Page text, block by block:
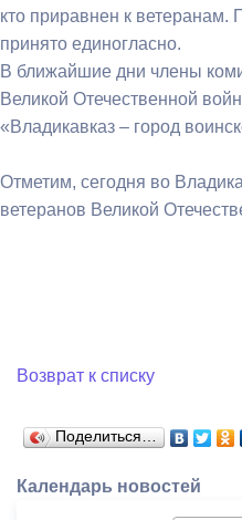
кто приравнен к
принято единогласно.
В ближайшие дни члены
Великой Отечественной
«Владикавказ – город
Отметим, сегодня во
ветеранов Великой
Возврат к списку
Поделиться…
Календарь новостей